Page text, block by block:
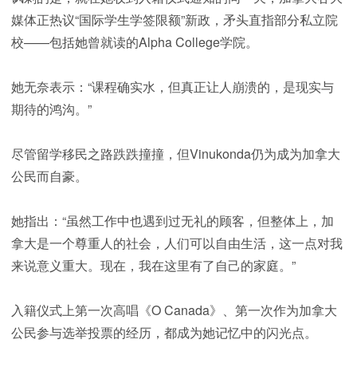
媒体正热议“国际学生学签限额”新政，矛头直指部分私立院
校——包括她曾就读的Alpha College学院。
她无奈表示：“课程确实水，但真正让人崩溃的，是现实与
期待的鸿沟。”
尽管留学移民之路跌跌撞撞，但Vinukonda仍为成为加拿大
公民而自豪。
她指出：“虽然工作中也遇到过无礼的顾客，但整体上，加
拿大是一个尊重人的社会，人们可以自由生活，这一点对我
来说意义重大。现在，我在这里有了自己的家庭。”
入籍仪式上第一次高唱《O Canada》、第一次作为加拿大
公民参与选举投票的经历，都成为她记忆中的闪光点。